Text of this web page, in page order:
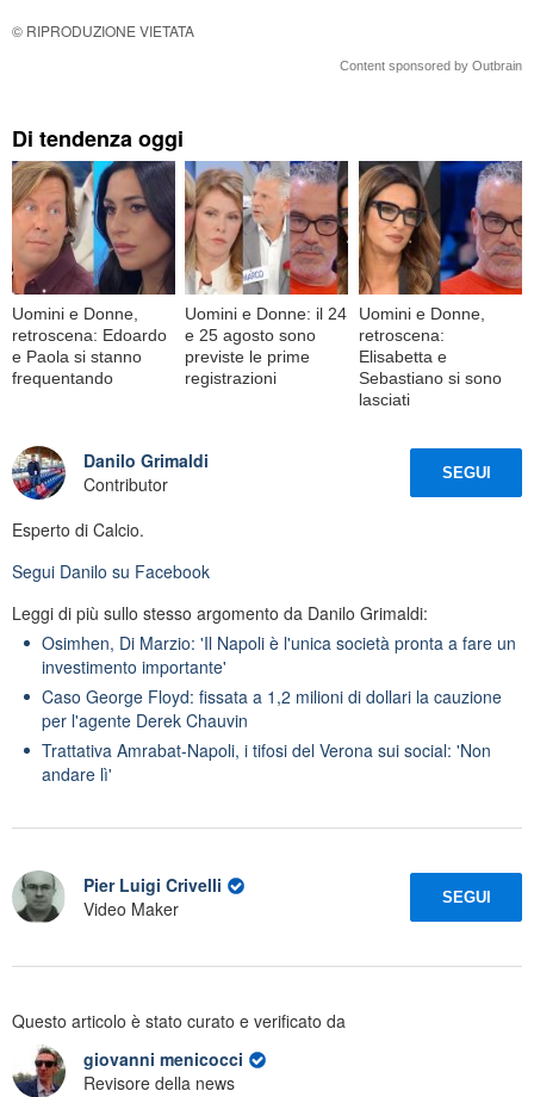
© RIPRODUZIONE VIETATA
Content sponsored by Outbrain
Di tendenza oggi
Uomini e Donne,
retroscena: Edoardo
e Paola si stanno
frequentando
Uomini e Donne: il 24
e 25 agosto sono
previste le prime
registrazioni
Uomini e Donne,
retroscena:
Elisabetta e
Sebastiano si sono
lasciati
Danilo Grimaldi
Contributor
SEGUI
Esperto di Calcio.
Segui Danilo su Facebook
Leggi di più sullo stesso argomento da Danilo Grimaldi:
Osimhen, Di Marzio: 'Il Napoli è l'unica società pronta a fare un
investimento importante'
Caso George Floyd: fissata a 1,2 milioni di dollari la cauzione
per l'agente Derek Chauvin
Trattativa Amrabat-Napoli, i tifosi del Verona sui social: 'Non
andare lì'
Pier Luigi Crivelli
Video Maker
SEGUI
Questo articolo è stato curato e verificato da
giovanni menicocci
Revisore della news